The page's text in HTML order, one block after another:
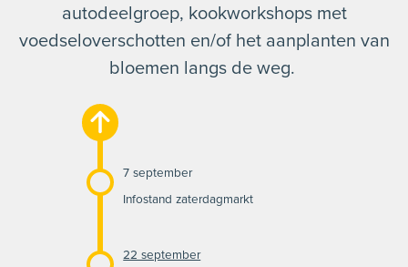
autodeelgroep, kookworkshops met
voedseloverschotten en/of het aanplanten van
bloemen langs de weg.
7 september
Infostand zaterdagmarkt
22 september